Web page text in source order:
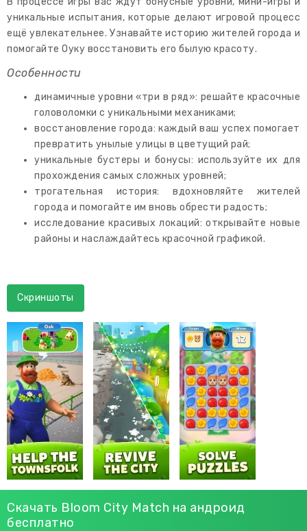
уникальные испытания, которые делают игровой процесс
ещё увлекательнее. Узнавайте историю жителей города и
помогайте Оуку восстановить его былую красоту.
Особенности
динамичные уровни «три в ряд»: решайте красочные
головоломки с уникальными механиками;
восстановление города: каждый ваш успех помогает
превратить унылые улицы в цветущий рай;
уникальные бустеры и бонусы: используйте их для
прохождения самых сложных уровней;
трогательная история: вдохновляйте жителей
города и помогайте им вновь обрести радость;
исследование красивых локаций: открывайте новые
районы и наслаждайтесь красочной графикой.
Скриншоты
Скачать Bloom City Match на андроид
бесплатно